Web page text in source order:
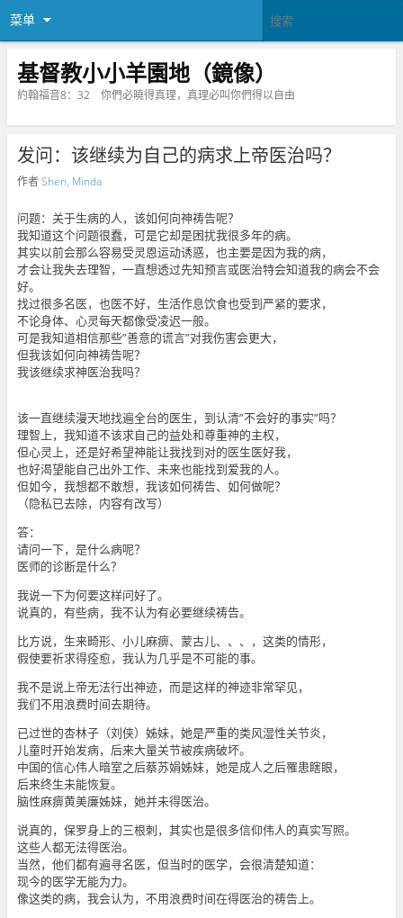
菜单
基督教小小羊園地（鏡像）
約翰福音8：32 你們必曉得真理，真理必叫你們得以自由
发问：该继续为自己的病求上帝医治吗？
作者Shen, Minda
问题：关于生病的人，该如何向神祷告呢？
我知道这个问题很蠢，可是它却是困扰我很多年的病。
其实以前会那么容易受灵恩运动诱惑，也主要是因为我的病，
才会让我失去理智，一直想透过先知预言或医治特会知道我的病会不会
好。
找过很多名医，也医不好，生活作息饮食也受到严紧的要求，
不论身体、心灵每天都像受凌迟一般。
可是我知道相信那些”善意的谎言”对我伤害会更大，
但我该如何向神祷告呢？
我该继续求神医治我吗？
该一直继续漫天地找遍全台的医生，到认清”不会好的事实”吗？
理智上，我知道不该求自己的益处和尊重神的主权，
但心灵上，还是好希望神能让我找到对的医生医好我，
也好渴望能自己出外工作、未来也能找到爱我的人。
但如今，我想都不敢想，我该如何祷告、如何做呢？
（隐私已去除，内容有改写）
答：
请问一下，是什么病呢？
医师的诊断是什么？
我说一下为何要这样问好了。
说真的，有些病，我不认为有必要继续祷告。
比方说，生来畸形、小儿麻痹、蒙古儿、、、，这类的情形，
假使要祈求得痊愈，我认为几乎是不可能的事。
我不是说上帝无法行出神迹，而是这样的神迹非常罕见，
我们不用浪费时间去期待。
已过世的杏林子（刘侠）姊妹，她是严重的类风湿性关节炎，
儿童时开始发病，后来大量关节被疾病破坏。
中国的信心伟人暗室之后蔡苏娟姊妹，她是成人之后罹患瞎眼，
后来终生未能恢复。
脑性麻痹黄美廉姊妹，她并未得医治。
说真的，保罗身上的三根刺，其实也是很多信仰伟人的真实写照。
这些人都无法得医治。
当然，他们都有遍寻名医，但当时的医学，会很清楚知道：
现今的医学无能为力。
像这类的病，我会认为，不用浪费时间在得医治的祷告上。